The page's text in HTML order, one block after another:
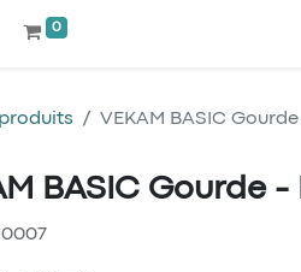
0
VEKAM BASIC
BASIC Gourde -